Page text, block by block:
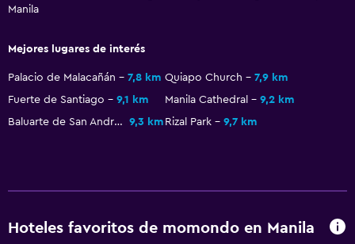
Manila
Mejores lugares de interés
Palacio de Malacañán 7,8 km Quiapo Church
7,9 km
Fuerte de Santiago
9,1 km Manila Cathedral
9,2 km
Baluarte de San Andres
9,3 km Rizal Park 9,7 km
Hoteles favoritos de momondo en Manila